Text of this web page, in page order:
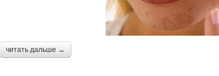
читать дальше →